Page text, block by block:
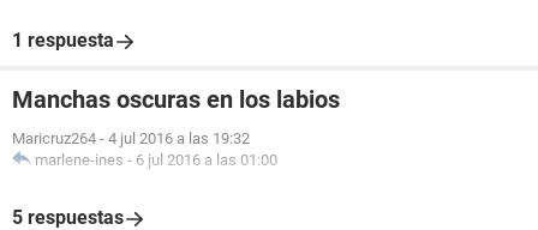
1 respuesta
Manchas oscuras en los labios
Maricruz264 - 4 jul 2016 a las 19:32
marlene-ines - 6 jul 2016 a las 01:00
5 respuestas